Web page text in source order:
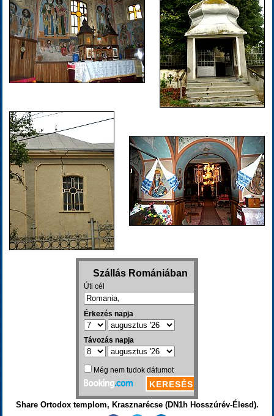
Share Ortodox templom, Krasznarécse (DN1h Hosszúrév-Élesd).